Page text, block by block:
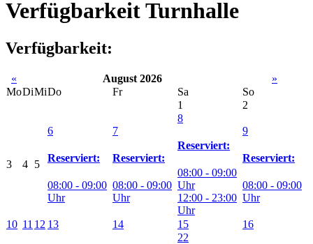
Verfügbarkeit Turnhalle
Verfügbarkeit:
« August 2026
»
MoDiMiDo Fr Sa
So
1
2
3 4 5
6
Reserviert:
08:00 - 09:00
Uhr
7
Reserviert:
08:00 - 09:00
Uhr
8
Reserviert:
08:00 - 09:00
Uhr
12:00 - 23:00
Uhr
9
Reserviert:
08:00 - 09:00
Uhr
10 11 12 13 14 15 16
22